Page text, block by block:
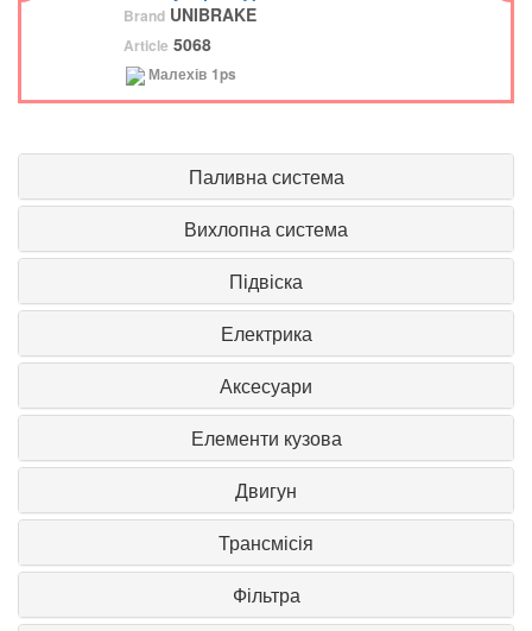
BrandUNIBRAKE
Article 5068
Малехів 1ps
Паливна система
Вихлопна система
Підвіска
Електрика
Аксесуари
Елементи кузова
Двигун
Трансмісія
Фільтра